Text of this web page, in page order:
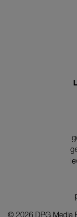
© 2026 DPG Media